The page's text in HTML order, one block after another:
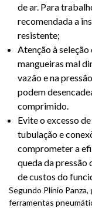
de ar. Para
recomendada a
resistente;
Atenção à
mangueiras mal
vazão e na
podem
comprimido.
Evite o excesso
tubulação e
comprometer a
queda da pressão
de custos do
Segundo Plínio
ferramentas